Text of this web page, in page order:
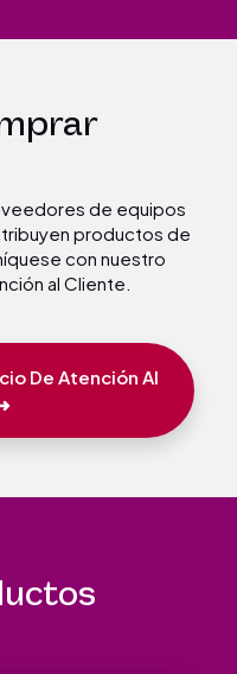
de equipos
productos de
con nuestro
al Cliente.
De Atención Al